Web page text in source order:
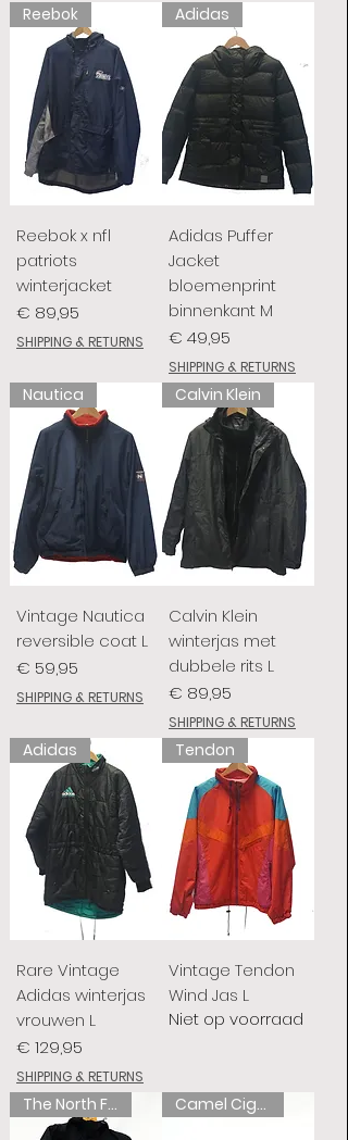
Reebok
Reebok x nfl
patriots
winterjacket
Prijs
€ 89,95
SHIPPING & RETURNS
Adidas
Adidas Puffer
Jacket
bloemenprint
binnenkant M
Prijs
€ 49,95
SHIPPING & RETURNS
Nautica
Vintage Nautica
reversible coat L
Prijs
€ 59,95
SHIPPING & RETURNS
Calvin Klein
Calvin Klein
winterjas met
dubbele rits L
Prijs
€ 89,95
SHIPPING & RETURNS
Adidas
Rare Vintage
Adidas winterjas
vrouwen L
Prijs
€ 129,95
SHIPPING & RETURNS
Tendon
Vintage Tendon
Wind Jas L
Niet op voorraad
The North Face Camel Cigarettes